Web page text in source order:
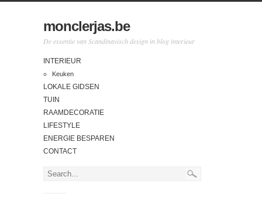
monclerjas.be
De essentie van Scandinavisch design in blog interieur
INTERIEUR
Keuken
LOKALE GIDSEN
TUIN
RAAMDECORATIE
LIFESTYLE
ENERGIE BESPAREN
CONTACT